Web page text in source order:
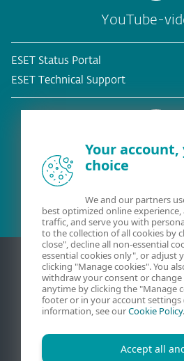
YouTube-
ESET Status Portal
ESET Technical Support
Eksisterende
Your
choice
We and our partners
best optimized online
traffic, and serve you with
to the collection of all cookies by
close", decline all non-essential
essential cookies only", or adjust
clicking "Manage cookies". You
withdraw your consent or
anytime by clicking the "Manage
footer or in your account settings
information, see ourCookie Policy.
Accept all